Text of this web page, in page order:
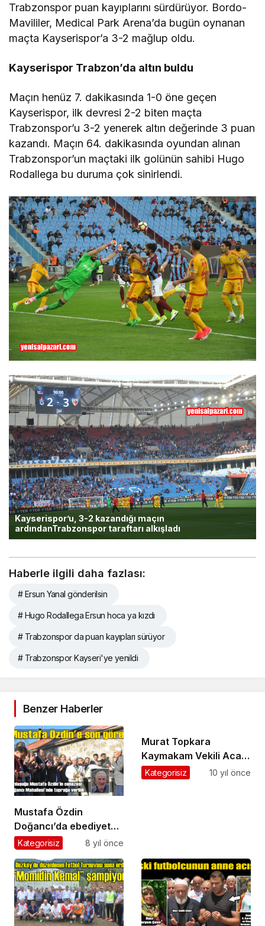
Trabzonspor puan kayıplarını sürdürüyor. Bordo-
Mavililer, Medical Park Arena’da bugün oynanan
maçta Kayserispor’a 3-2 mağlup oldu.
Kayserispor Trabzon’da altın buldu
Maçın henüz 7. dakikasında 1-0 öne geçen
Kayserispor, ilk devresi 2-2 biten maçta
Trabzonspor’u 3-2 yenerek altın değerinde 3 puan
kazandı. Maçın 64. dakikasında oyundan alınan
Trabzonspor’un maçtaki ilk golünün sahibi Hugo
Rodallega bu duruma çok sinirlendi.
Kayserispor’u, 3-2 kazandığı maçın
ardındanTrabzonspor taraftarı alkışladı
Haberle ilgili daha fazlası:
# Ersun Yanal gönderilsin
# Hugo Rodallega Ersun hoca ya kızdı
# Trabzonspor da puan kayıpları sürüyor
# Trabzonspor Kayseri'ye yenildi
Benzer Haberler
Mustafa Özdin
Doğancı’da ebediyete
uğurlandı
Kategorisiz 8 yıl önce
Murat Topkara
Kaymakam Vekili Acar’ı
ziyaret etti
Kategorisiz 10 yıl önce